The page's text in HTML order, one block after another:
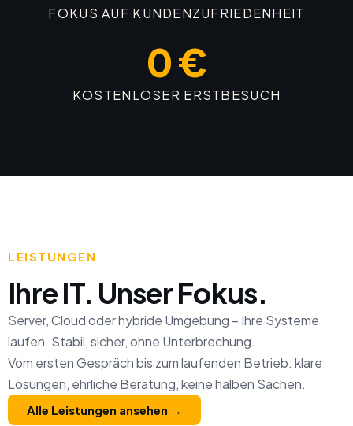
FOKUS AUF KUNDENZUFRIEDENHEIT
0 €
KOSTENLOSER ERSTBESUCH
LEISTUNGEN
Ihre IT. Unser Fokus.
Server, Cloud oder hybride Umgebung – Ihre Systeme
laufen. Stabil, sicher, ohne Unterbrechung.
Vom ersten Gespräch bis zum laufenden Betrieb: klare
Lösungen, ehrliche Beratung, keine halben Sachen.
Alle Leistungen ansehen →